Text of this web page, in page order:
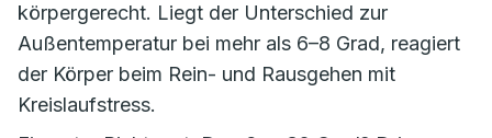
körpergerecht. Liegt der Unterschied zur
Außentemperatur bei mehr als 6–8 Grad, reagiert
der Körper beim Rein- und Rausgehen mit
Kreislaufstress.